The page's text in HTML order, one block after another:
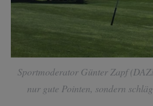
Sportmoderator Günter Zapf
nur gute Pointen, sondern